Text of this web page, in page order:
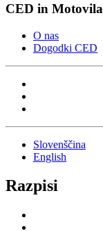
CED in Motovila
O nas
Dogodki CED
Slovenščina
English
Razpisi